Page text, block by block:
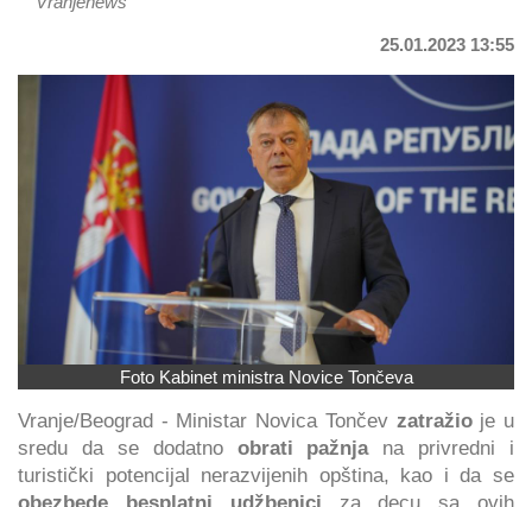
25.01.2023 13:55
Foto Kabinet ministra Novice Tončeva
Vranje/Beograd - Ministar Novica Tončevzatražio je u
sredu da se dodatno obrati pažnjana privredni i
turistički potencijal nerazvijenih opština, kao i da se
obezbede besplatni udžbenici za decu sa ovih